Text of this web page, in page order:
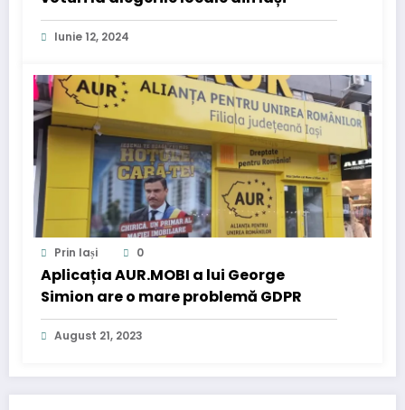
Iunie 12, 2024
Prin Iași 0
Aplicația AUR.MOBI a lui George
Simion are o mare problemă GDPR
August 21, 2023